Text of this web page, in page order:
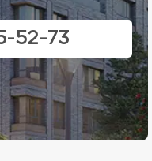
52-73